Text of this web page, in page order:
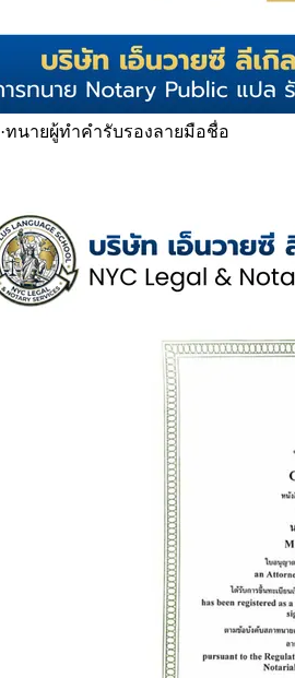
·ทนายผู้ทำคำรับรองลายมือชื่อ